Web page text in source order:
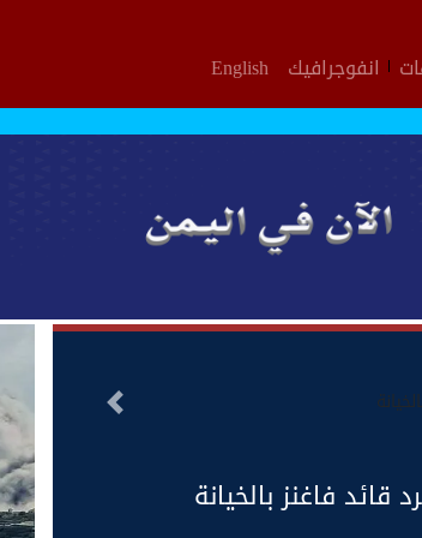
انفوجرافيك English
التالى
فاغنز بالخيانة